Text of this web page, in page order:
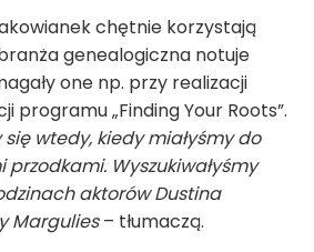
chętnie korzystają
genealogiczna notuje
one np. przy realizacji
programu „Finding Your Roots”.
wtedy, kiedy miałyśmy do
przodkami. Wyszukiwałyśmy
aktorów Dustina
Margulies– tłumaczą.